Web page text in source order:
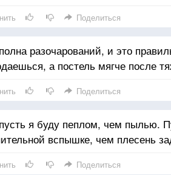
смерть. Это очень странно!
Поделиться
разочарований, и это
а постель мягче после
Поделиться
я буду пеплом, чем пылью.
вспышке, чем плесень
Поделиться